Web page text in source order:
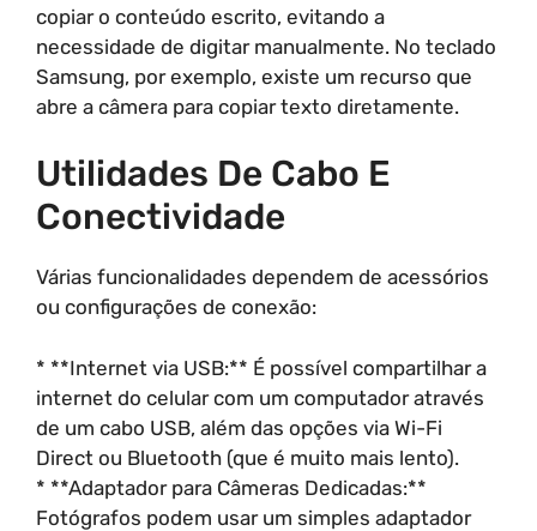
copiar o conteúdo escrito, evitando a
necessidade de digitar manualmente. No teclado
Samsung, por exemplo, existe um recurso que
abre a câmera para copiar texto diretamente.
Utilidades De Cabo E
Conectividade
Várias funcionalidades dependem de acessórios
ou configurações de conexão:
* **Internet via USB:** É possível compartilhar a
internet do celular com um computador através
de um cabo USB, além das opções via Wi-Fi
Direct ou Bluetooth (que é muito mais lento).
* **Adaptador para Câmeras Dedicadas:**
Fotógrafos podem usar um simples adaptador